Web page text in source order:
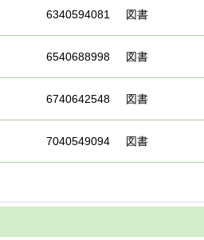
6340594081 図書
6540688998 図書
6740642548 図書
7040549094 図書